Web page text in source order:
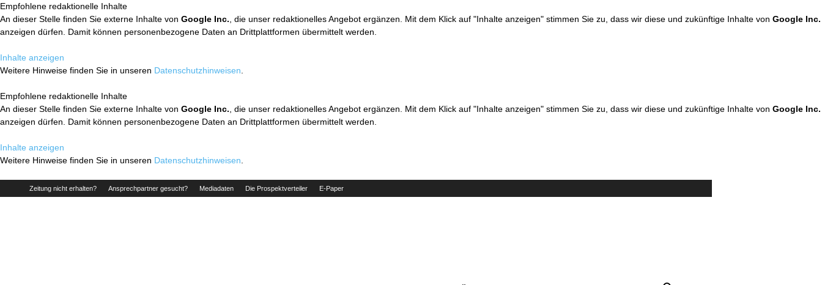
Empfohlene redaktionelle Inhalte
An dieser Stelle finden Sie externe Inhalte von Google Inc. , die unser redaktionelles Angebot ergänzen. Mit dem Klick auf "Inhalte anzeigen" stimmen Sie zu, dass wir diese und zukünftige Inhalte von Google Inc.
anzeigen dürfen. Damit können personenbezogene Daten an Drittplattformen übermittelt werden.
Inhalte anzeigen
Weitere Hinweise finden Sie in unseren Datenschutzhinweisen
Empfohlene redaktionelle Inhalte
An dieser Stelle finden Sie externe Inhalte von Google Inc. , die unser redaktionelles Angebot ergänzen. Mit dem Klick auf "Inhalte anzeigen" stimmen Sie zu, dass wir diese und zukünftige Inhalte von Google Inc.
anzeigen dürfen. Damit können personenbezogene Daten an Drittplattformen übermittelt werden.
Inhalte anzeigen
Weitere Hinweise finden Sie in unseren Datenschutzhinweisen
Zeitung nicht erhalten? Ansprechpartner gesucht? Mediadaten Die Prospektverteiler E-Paper